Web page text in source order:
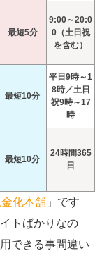
最短5分
9:00～20:0
0（土日祝
を含む）
最短10分
平日9時～1
8時／土日
祝9時～17
時
最短10分
24時間365
日
化本舗 」です
トばかりなの
できる事間違い